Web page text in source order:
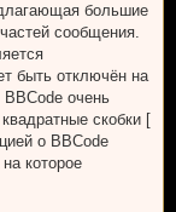
большие
сообщения.
быть отключён на
очень
скобки [
о BBCode
которое